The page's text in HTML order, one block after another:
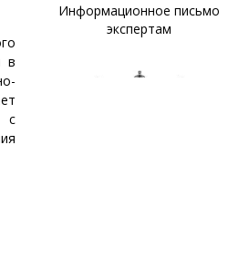
в
с
Информационное письмо
экспертам